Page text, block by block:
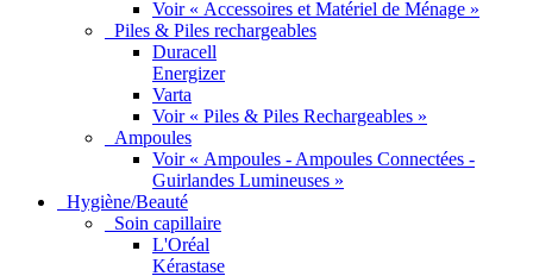
Voir « Accessoires et Matériel de Ménage »
Piles & Piles rechargeables
Duracell
Energizer
Varta
Voir « Piles & Piles Rechargeables »
Ampoules
Voir « Ampoules - Ampoules Connectées -
Guirlandes Lumineuses »
Hygiène/Beauté
Soin capillaire
L'Oréal
Kérastase